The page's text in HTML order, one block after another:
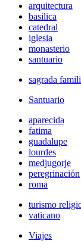
arquitectura
basilica
catedral
iglesia
monasterio
santuario
sagrada
Santuario
aparecida
fatima
guadalupe
lourdes
medjugorje
peregrinación
roma
turismo
vaticano
Viajes